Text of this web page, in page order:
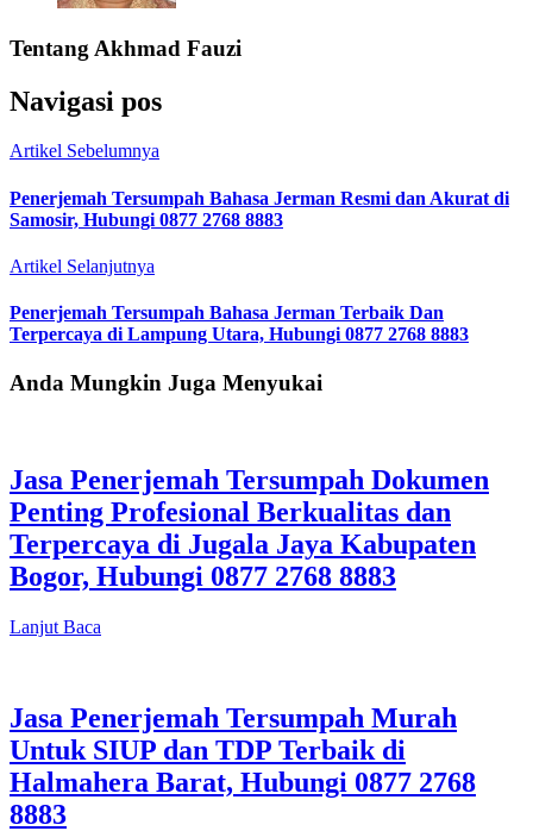
Tentang Akhmad Fauzi
Navigasi pos
Artikel Sebelumnya
Penerjemah Tersumpah Bahasa Jerman Resmi dan Akurat di
Samosir, Hubungi 0877 2768 8883
Artikel Selanjutnya
Penerjemah Tersumpah Bahasa Jerman Terbaik Dan
Terpercaya di Lampung Utara, Hubungi 0877 2768 8883
Anda Mungkin Juga Menyukai
Jasa Penerjemah Tersumpah Dokumen
Penting Profesional Berkualitas dan
Terpercaya di Jugala Jaya Kabupaten
Bogor, Hubungi 0877 2768 8883
Lanjut Baca
Jasa Penerjemah Tersumpah Murah
Untuk SIUP dan TDP Terbaik di
Halmahera Barat, Hubungi 0877 2768
8883